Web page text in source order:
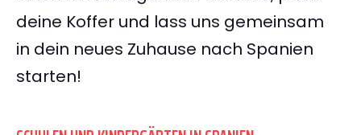
deine Koffer und lass uns gemeinsam
in dein neues Zuhause nach Spanien
starten!